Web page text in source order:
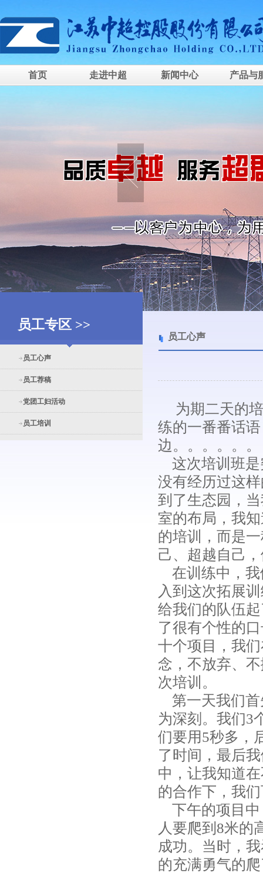
首页 走进中超 新闻中心 产品与
员工专区 >>
员工心声
员工荐稿
党团工妇活动
员工培训
员工心声
为期二天的培
练的一番番话
边。。。。。。
这次培训班是
没有经历过这
到了生态园，
室的布局，我
的培训，而是
己、超越自己
在训练中，我
入到这次拓展
给我们的队伍
了很有个性的
十个项目，我
念，不放弃、
次培训。
第一天我们首
为深刻。我们3
们要用5秒多，
了时间，最后
中，让我知道
的合作下，我
下午的项目中
人要爬到8米的
成功。当时，
的充满勇气的